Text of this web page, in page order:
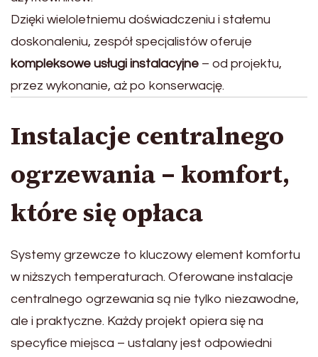
Dzięki wieloletniemu doświadczeniu i stałemu
doskonaleniu, zespół specjalistów oferuje
kompleksowe usługi instalacyjne – od projektu,
przez wykonanie, aż po konserwację.
Instalacje centralnego
ogrzewania – komfort,
które się opłaca
Systemy grzewcze to kluczowy element komfortu
w niższych temperaturach. Oferowane instalacje
centralnego ogrzewania są nie tylko niezawodne,
ale i praktyczne. Każdy projekt opiera się na
specyfice miejsca – ustalany jest odpowiedni